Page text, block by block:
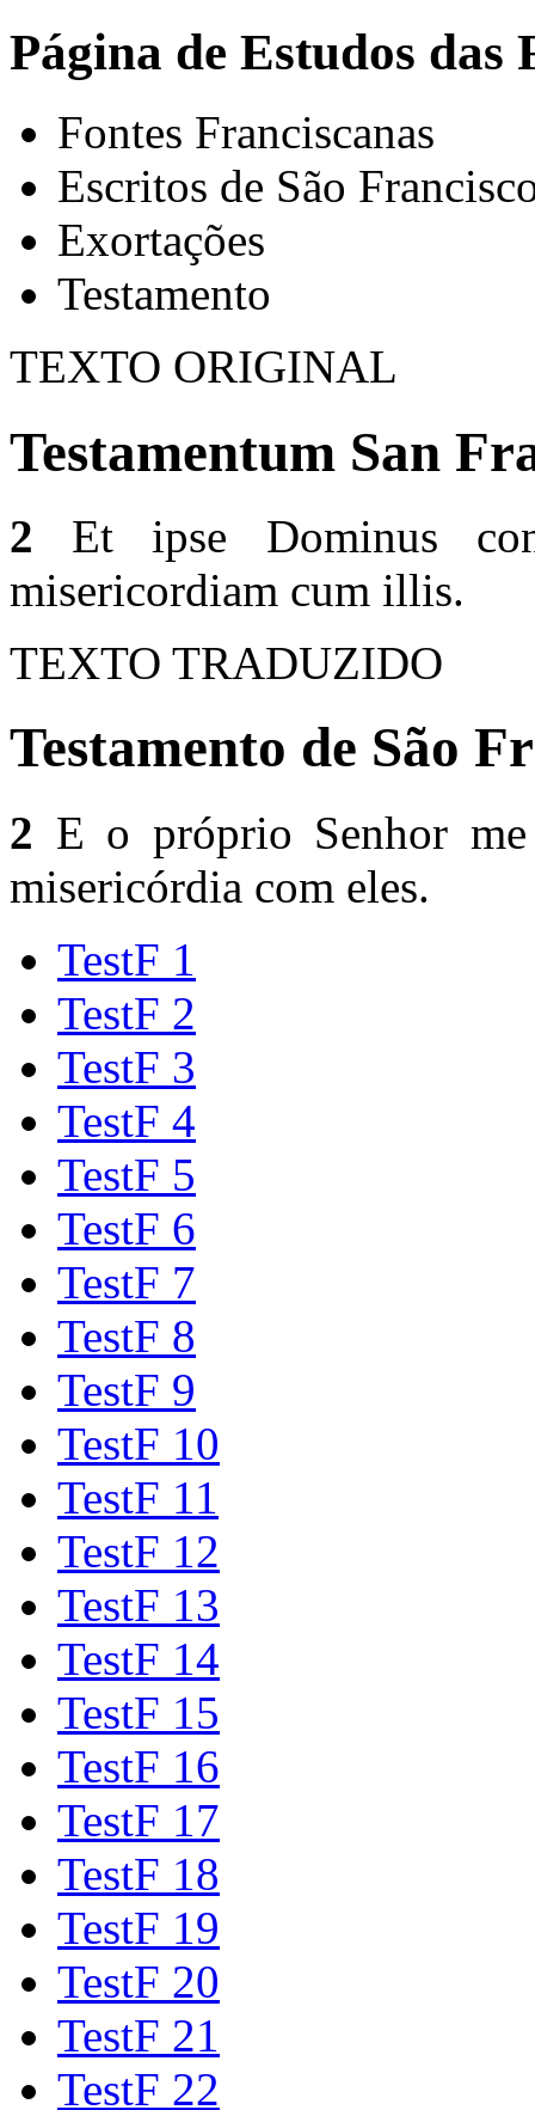
Página de Estudos das
Fontes Franciscanas
Escritos de São
Exortações
Testamento
TEXTO ORIGINAL
Testamentum San
2 Et ipse Dominus
misericordiam cum illis.
TEXTO TRADUZIDO
Testamento de São
2 E o próprio Senhor
misericórdia com eles.
TestF 1
TestF 2
TestF 3
TestF 4
TestF 5
TestF 6
TestF 7
TestF 8
TestF 9
TestF 10
TestF 11
TestF 12
TestF 13
TestF 14
TestF 15
TestF 16
TestF 17
TestF 18
TestF 19
TestF 20
TestF 21
TestF 22